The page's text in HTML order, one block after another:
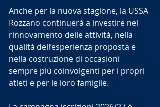
Anche per la nuova stagione, la USSA
Rozzano continuerà a investire nel
rinnovamento delle attività, nella
qualità dell’esperienza proposta e
nella costruzione di occasioni
sempre più coinvolgenti per i propri
atleti e per le loro famiglie.